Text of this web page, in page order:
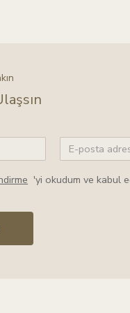
'yi okudum ve kabul